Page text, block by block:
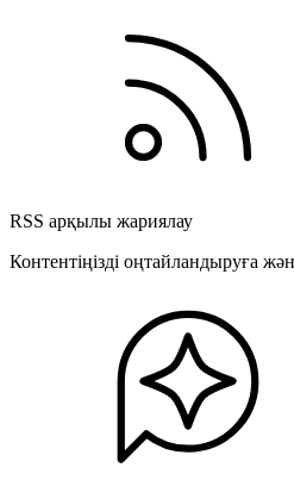
RSS арқылы жариялау
Контентіңізді оңтайландыруға